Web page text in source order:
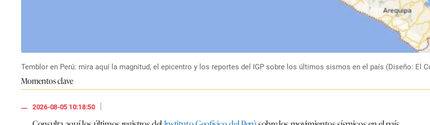
Temblor en Perú: mira aquí la magnitud, el epicentro y los reportes del IGP sobre los últimos sismos en el país (Diseño: El
Momentos clave
2026-08-05 10:18:50
|